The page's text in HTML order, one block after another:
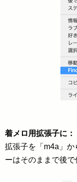
着メロ用拡張子に：
拡張子を「m4a」
ーはそのままで後で